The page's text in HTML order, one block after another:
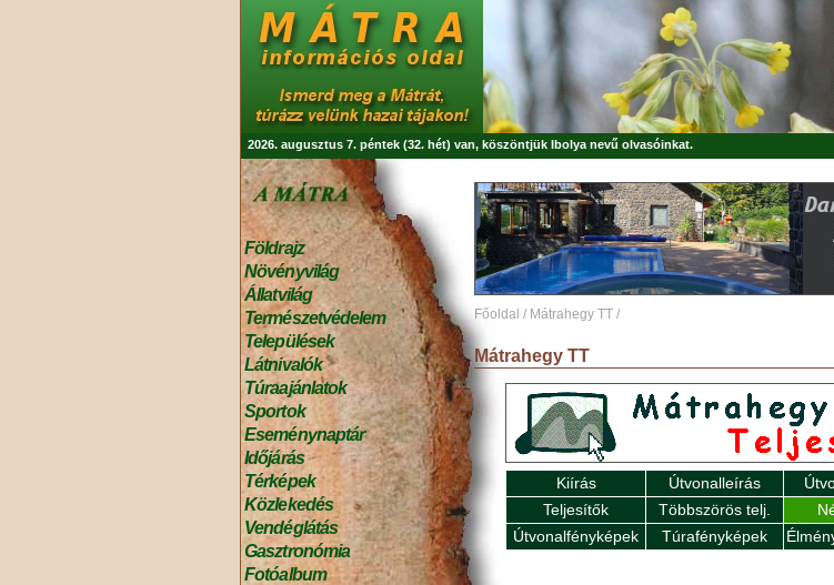
2026. augusztus 7. péntek (32. hét) van, köszöntjük Ibolya nevű olvasóinkat.
Földrajz
Növényvilág
Állatvilág
Természetvédelem
Települések
Látnivalók
Túraajánlatok
Sportok
Eseménynaptár
Időjárás
Térképek
Közlekedés
Vendéglátás
Gasztronómia
Fotóalbum
Főoldal / Mátrahegy TT /
Mátrahegy TT
Kiírás Útvonalleírás
Teljesítők
Többszörös telj.
Útvonalfényképek
Túrafényképek